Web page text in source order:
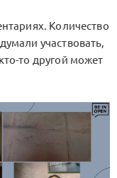
Количество
участвовать,
то другой может